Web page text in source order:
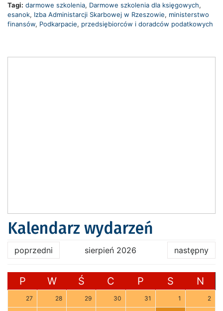
Tagi: darmowe szkolenia, Darmowe szkolenia dla księgowych,
esanok, Izba Administarcji Skarbowej w Rzeszowie, ministerstwo
finansów, Podkarpacie, przedsiębiorców i doradców podatkowych
Kalendarz wydarzeń
poprzedni sierpień 2026 następny
P W Ś C P S N
27 28 29 30 31 1 2